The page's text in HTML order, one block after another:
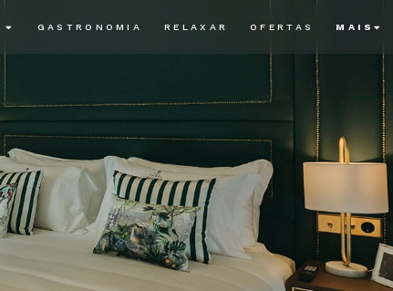
GASTRONOMIA RELAXAR OFERTAS MAIS